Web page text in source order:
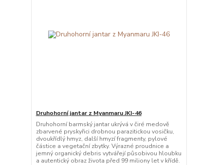
Druhohorní jantar z Myanmaru JKI-46
Druhohorní barmský jantar ukrývá v čiré medově
zbarvené pryskyřici drobnou parazitickou vosičku,
dvoukřídlý hmyz, další hmyzí fragmenty, pylové
částice a vegetační zbytky. Výrazné proudnice a
jemný organický debris vytvářejí působivou hloubku
a autentický obraz života před 99 miliony let v křídě.